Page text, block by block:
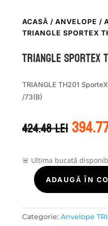
ACASĂ / ANVELOPE /
TRIANGLE SPORTEX
TRIANGLE
TRIANGLE TH201
/73(B)
424.48leiinițial
fost:
🚨 Ultima bucată
Cantitate
TRIANGLE
SPORTEX
TH201
ADAUGĂ ÎN
Categorie: Anvelope